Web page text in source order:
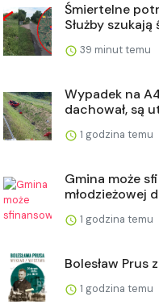
Śmiertelne
Służby szukają
39 minut temu
Wypadek na
dachował, są
1 godzina temu
Gmina może
młodzieżowej
1 godzina temu
Bolesław Prus
1 godzina temu